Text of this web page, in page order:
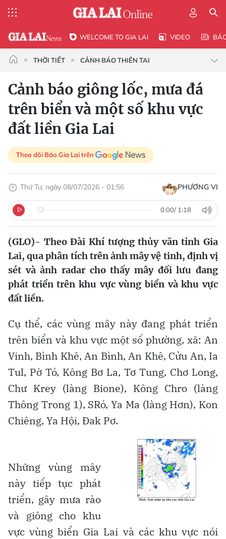
WELCOME TO GIA LAI VIDEO
THỜI TIẾT CẢNH BÁO THIÊN TAI
Cảnh báo giông lốc, mưa đá
trên biển và một số khu vực
đất liền Gia Lai
Theo dõi Báo Gia Lai trên
Thứ Tư, ngày 08/07/2026 - 01:56 PHƯƠNG VI
0:00/ 1:18
(GLO)- Theo Đài Khí tượng thủy văn tỉnh Gia
Lai, qua phân tích trên ảnh mây vệ tinh, định vị
sét và ảnh radar cho thấy mây đối lưu đang
phát triển trên khu vực vùng biển và khu vực
đất liền.
Cụ thể, các vùng mây này đang phát triển
trên biển và khu vực một số phường, xã: An
Vinh, Bình Khê, An Bình, An Khê, Cửu An, Ia
Tul, Pờ Tó, Kông Bơ La, Tơ Tung, Chơ Long,
Chư Krey (làng Bione), Kông Chro (làng
Thông Trong 1), SRó, Ya Ma (làng Hơn), Kon
Chiêng, Ya Hội, Đak Pơ.
Những vùng mây
này tiếp tục phát
triển, gây mưa rào
và giông cho khu
vực vùng biển Gia Lai và các khu vực nói